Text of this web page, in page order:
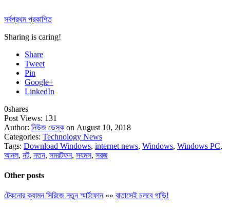
সর্বপ্রথম প্রকাশিত
Sharing is caring!
Share
Tweet
Pin
Google+
LinkedIn
0shares
Post Views: 131
Author: নিউজ ডেস্ক on August 10, 2018
Categories: Technology News
Tags: Download Windows, internet news, Windows, Windows PC,
আনল, নট, নতন, সমরটফন, সযমস, সরজ
Other posts
টেকনোর ক্যামন সিরিজে নতুন স্মার্টফোন«» বাতাসেই চলবে গাড়ি!